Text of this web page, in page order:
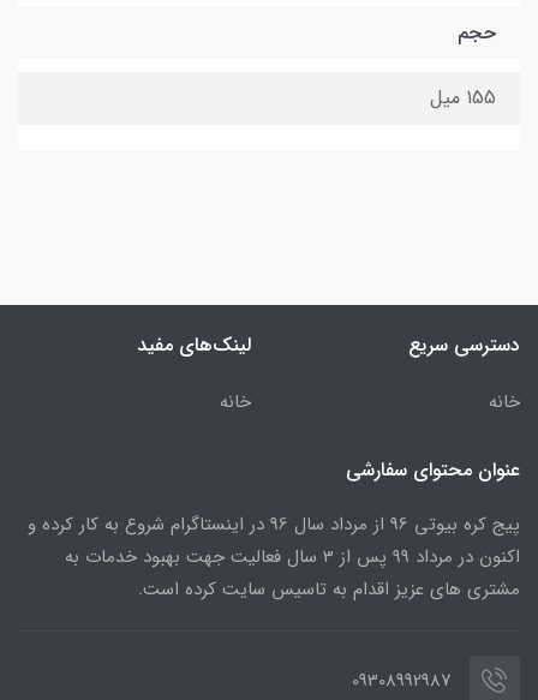
حجم
155 میل
دسترسی سریع
خانه
لینک‌های مفید
خانه
عنوان محتوای سفارشی
پیج کره بیوتی 96 از مرداد سال 96 در اینستاگرام شروع به کار کرده و
اکنون در مرداد 99 پس از 3 سال فعالیت جهت بهبود خدمات به
مشتری های عزیز اقدام به تاسیس سایت کرده است.
09308992987